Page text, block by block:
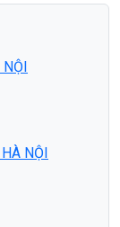
NỘI
NỘI